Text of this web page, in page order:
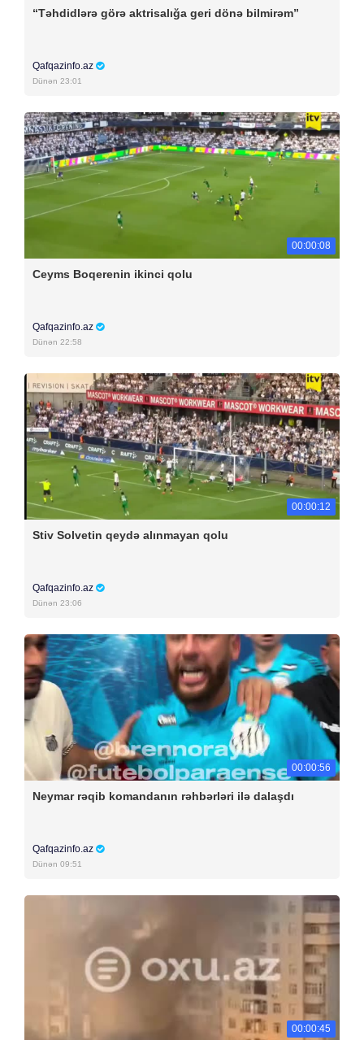
“Təhdidlərə görə aktrisalığa geri dönə bilmirəm”
Qafqazinfo.az
Dünən 23:01
00:00:08
Ceyms Boqerenin ikinci qolu
Qafqazinfo.az
Dünən 22:58
00:00:12
Stiv Solvetin qeydə alınmayan qolu
Qafqazinfo.az
Dünən 23:06
00:00:56
Neymar rəqib komandanın rəhbərləri ilə dalaşdı
Qafqazinfo.az
Dünən 09:51
00:00:45